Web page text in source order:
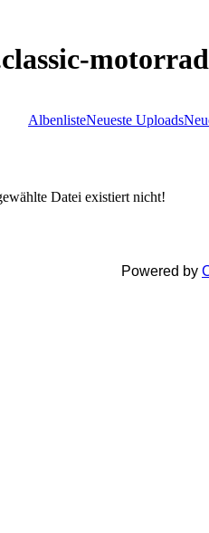
AlbenlisteNeueste Uploads
Datei existiert nicht!
Powered by